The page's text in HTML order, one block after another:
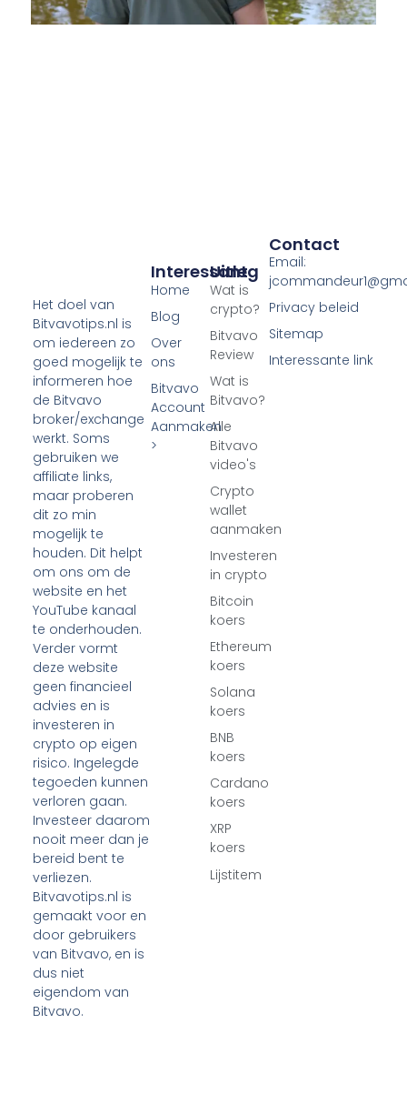
Het doel van
Bitvavotips.nl is
om iedereen zo
goed mogelijk te
informeren hoe
de Bitvavo
broker/exchange
werkt. Soms
gebruiken we
affiliate links,
maar proberen
dit zo min
mogelijk te
houden. Dit helpt
om ons om de
website en het
YouTube kanaal
te onderhouden.
Verder vormt
deze website
geen financieel
advies en is
investeren in
crypto op eigen
risico. Ingelegde
tegoeden kunnen
verloren gaan.
Investeer daarom
nooit meer dan je
bereid bent te
verliezen.
Bitvavotips.nl is
gemaakt voor en
door gebruikers
van Bitvavo, en is
dus niet
eigendom van
Bitvavo.
Uitleg
Wat is
crypto?
Bitvavo
Review
Wat is
Bitvavo?
Alle
Bitvavo
video's
Crypto
wallet
aanmaken
Investeren
in crypto
Bitcoin
koers
Ethereum
koers
Solana
koers
BNB
koers
Cardano
koers
XRP
koers
Lijstitem
Interessant
Home
Blog
Over
ons
Bitvavo
Account
Aanmaken
>
Contact
Email:
Privacy beleid
Sitemap
Interessante link